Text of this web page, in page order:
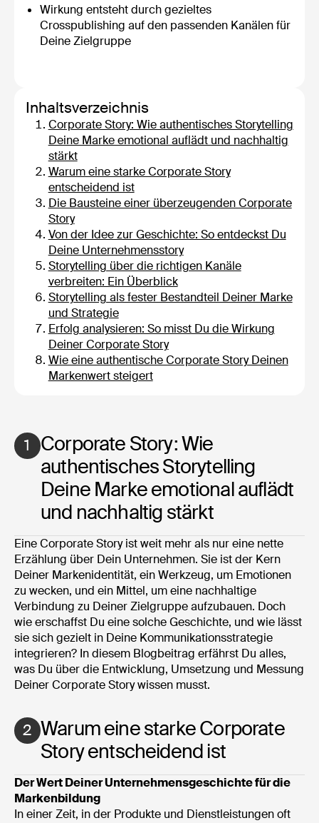
Wirkung entsteht durch gezieltes
Crosspublishing auf den passenden Kanälen für
Deine Zielgruppe
Inhaltsverzeichnis
Corporate Story: Wie authentisches Storytelling
Deine Marke emotional auflädt und nachhaltig
stärkt
Warum eine starke Corporate Story
entscheidend ist
Die Bausteine einer überzeugenden Corporate
Story
Von der Idee zur Geschichte: So entdeckst Du
Deine Unternehmensstory
Storytelling über die richtigen Kanäle
verbreiten: Ein Überblick
Storytelling als fester Bestandteil Deiner Marke
und Strategie
Erfolg analysieren: So misst Du die Wirkung
Deiner Corporate Story
Wie eine authentische Corporate Story Deinen
Markenwert steigert
1
Corporate Story: Wie
authentisches Storytelling
Deine Marke emotional auflädt
und nachhaltig stärkt
Eine Corporate Story ist weit mehr als nur eine nette
Erzählung über Dein Unternehmen. Sie ist der Kern
Deiner Markenidentität, ein Werkzeug, um Emotionen
zu wecken, und ein Mittel, um eine nachhaltige
Verbindung zu Deiner Zielgruppe aufzubauen. Doch
wie erschaffst Du eine solche Geschichte, und wie lässt
sie sich gezielt in Deine Kommunikationsstrategie
integrieren? In diesem Blogbeitrag erfährst Du alles,
was Du über die Entwicklung, Umsetzung und Messung
Deiner Corporate Story wissen musst.
2 Warum eine starke Corporate
Story entscheidend ist
Der Wert Deiner Unternehmensgeschichte für die
Markenbildung
In einer Zeit, in der Produkte und Dienstleistungen oft